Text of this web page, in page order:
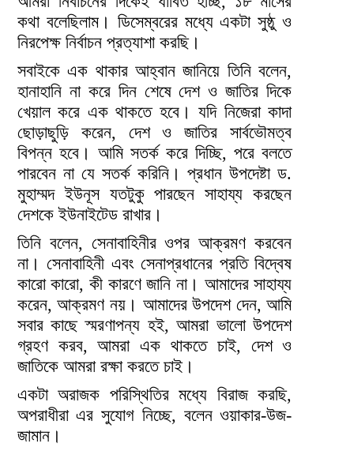
কথা বলেছিলাম। ডিসেম্বরের মধ্যে একটা সুষ্ঠু ও
নিরপেক্ষ নির্বাচন প্রত্যাশা করছি।
সবাইকে এক থাকার আহ্বান জানিয়ে তিনি বলেন,
হানাহানি না করে দিন শেষে দেশ ও জাতির দিকে
খেয়াল করে এক থাকতে হবে। যদি নিজেরা কাদা
ছোড়াছুড়ি করেন, দেশ ও জাতির সার্বভৌমত্ব
বিপন্ন হবে। আমি সতর্ক করে দিচ্ছি, পরে বলতে
পারবেন না যে সতর্ক করিনি। প্রধান উপদেষ্টা ড.
মুহাম্মদ ইউনূস যতটুকু পারছেন সাহায্য করছেন
দেশকে ইউনাইটেড রাখার।
তিনি বলেন, সেনাবাহিনীর ওপর আক্রমণ করবেন
না। সেনাবাহিনী এবং সেনাপ্রধানের প্রতি বিদ্বেষ
কারো কারো, কী কারণে জানি না। আমাদের সাহায্য
করেন, আক্রমণ নয়। আমাদের উপদেশ দেন, আমি
সবার কাছে স্মরণাপন্য হই, আমরা ভালো উপদেশ
গ্রহণ করব, আমরা এক থাকতে চাই, দেশ ও
জাতিকে আমরা রক্ষা করতে চাই।
একটা অরাজক পরিস্থিতির মধ্যে বিরাজ করছি,
অপরাধীরা এর সুযোগ নিচ্ছে, বলেন ওয়াকার-উজ-
জামান।